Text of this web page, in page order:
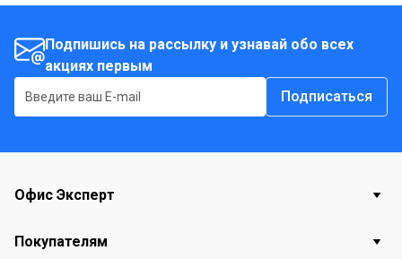
Подпишись на рассылку и узнавай обо всех
акциях первым
Подписаться
Офис Эксперт
Покупателям